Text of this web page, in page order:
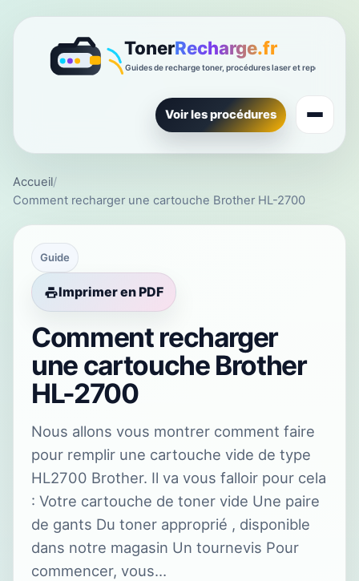
Voir les procédures
Accueil/
Comment recharger une cartouche Brother HL-2700
Guide
Imprimer en PDF
Comment recharger
une cartouche Brother
HL-2700
Nous allons vous montrer comment faire
pour remplir une cartouche vide de type
HL2700 Brother. Il va vous falloir pour cela
: Votre cartouche de toner vide Une paire
de gants Du toner approprié , disponible
dans notre magasin Un tournevis Pour
commencer, vous…